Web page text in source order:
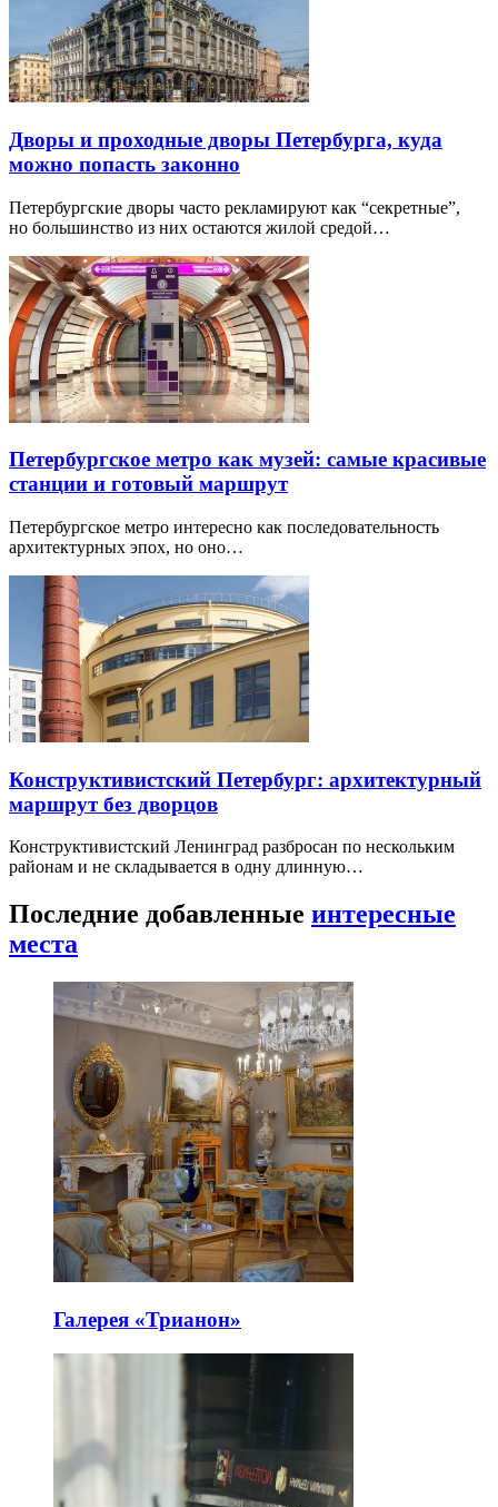
Дворы и проходные дворы Петербурга, куда
можно попасть законно
Петербургские дворы часто рекламируют как “секретные”,
но большинство из них остаются жилой средой…
Петербургское метро как музей: самые красивые
станции и готовый маршрут
Петербургское метро интересно как последовательность
архитектурных эпох, но оно…
Конструктивистский Петербург: архитектурный
маршрут без дворцов
Конструктивистский Ленинград разбросан по нескольким
районам и не складывается в одну длинную…
Последние добавленные интересные
места
Галерея «Трианон»